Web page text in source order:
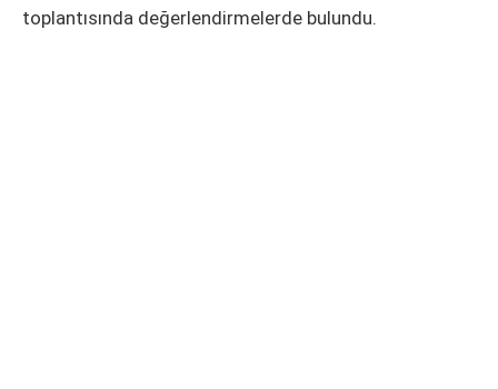
toplantısında değerlendirmelerde bulundu.